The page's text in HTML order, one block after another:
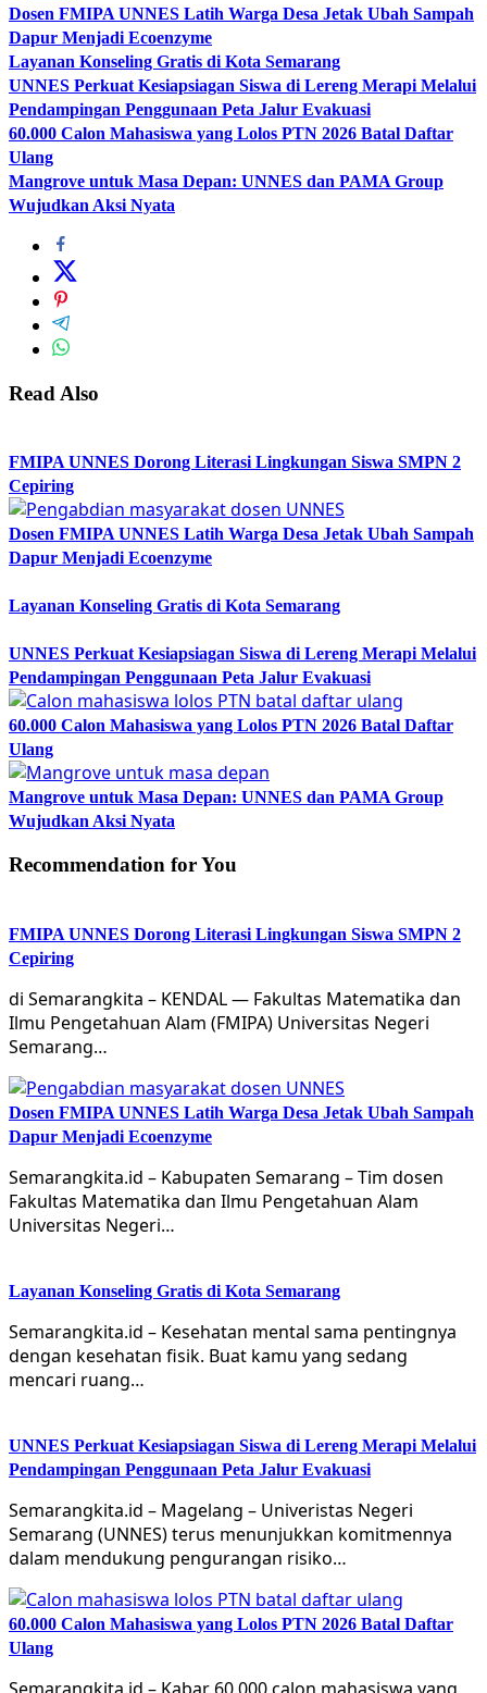
Dosen FMIPA UNNES Latih Warga Desa Jetak Ubah Sampah
Dapur Menjadi Ecoenzyme
Layanan Konseling Gratis di Kota Semarang
UNNES Perkuat Kesiapsiagan Siswa di Lereng Merapi Melalui
Pendampingan Penggunaan Peta Jalur Evakuasi
60.000 Calon Mahasiswa yang Lolos PTN 2026 Batal Daftar
Ulang
Mangrove untuk Masa Depan: UNNES dan PAMA Group
Wujudkan Aksi Nyata
Read Also
FMIPA UNNES Dorong Literasi Lingkungan Siswa SMPN 2
Cepiring
Dosen FMIPA UNNES Latih Warga Desa Jetak Ubah Sampah
Dapur Menjadi Ecoenzyme
Layanan Konseling Gratis di Kota Semarang
UNNES Perkuat Kesiapsiagan Siswa di Lereng Merapi Melalui
Pendampingan Penggunaan Peta Jalur Evakuasi
60.000 Calon Mahasiswa yang Lolos PTN 2026 Batal Daftar
Ulang
Mangrove untuk Masa Depan: UNNES dan PAMA Group
Wujudkan Aksi Nyata
Recommendation for You
FMIPA UNNES Dorong Literasi Lingkungan Siswa SMPN 2
Cepiring
di Semarangkita – KENDAL — Fakultas Matematika dan
Ilmu Pengetahuan Alam (FMIPA) Universitas Negeri
Semarang…
Dosen FMIPA UNNES Latih Warga Desa Jetak Ubah Sampah
Dapur Menjadi Ecoenzyme
Semarangkita.id – Kabupaten Semarang – Tim dosen
Fakultas Matematika dan Ilmu Pengetahuan Alam
Universitas Negeri…
Layanan Konseling Gratis di Kota Semarang
Semarangkita.id – Kesehatan mental sama pentingnya
dengan kesehatan fisik. Buat kamu yang sedang
mencari ruang…
UNNES Perkuat Kesiapsiagan Siswa di Lereng Merapi Melalui
Pendampingan Penggunaan Peta Jalur Evakuasi
Semarangkita.id – Magelang – Univeristas Negeri
Semarang (UNNES) terus menunjukkan komitmennya
dalam mendukung pengurangan risiko…
60.000 Calon Mahasiswa yang Lolos PTN 2026 Batal Daftar
Ulang